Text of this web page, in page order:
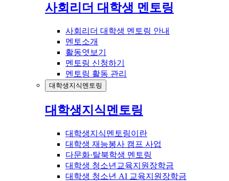
사회리더 대학생 멘토링
사회리더 대학생 멘토링 안내
멘토소개
활동엿보기
멘토링 신청하기
멘토링 활동 관리
대학생지식멘토링
대학생지식멘토링
대학생지식멘토링이란
대학생 재능봉사 캠프 사업
다문화·탈북학생 멘토링
대학생 청소년교육지원장학금
대학생 청소년 AI 교육지원장학금